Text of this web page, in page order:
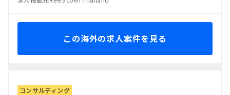
この海外の求人案件を見る
コンサルティング